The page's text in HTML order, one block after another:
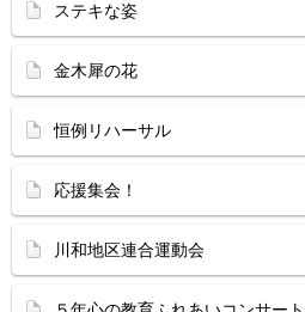
ステキな姿
金木犀の花
恒例リハーサル
応援集会！
川和地区連合運動会